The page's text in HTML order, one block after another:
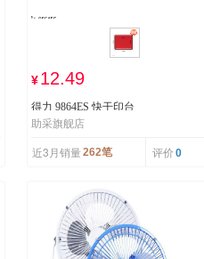
¥12.49
得力 9864ES 快干印台
助采旗舰店
近3月销量262笔 评价 0